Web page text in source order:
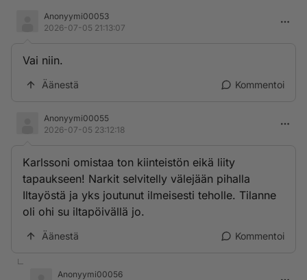
Anonyymi00053
2026-07-05 21:13:07
Vai niin.
Äänestä Kommentoi
Anonyymi00055
2026-07-05 23:12:18
Karlssoni omistaa ton kiinteistön eikä liity
tapaukseen! Narkit selvitelly välejään pihalla
Iltayöstä ja yks joutunut ilmeisesti teholle. Tilanne
oli ohi su iltapöivällä jo.
Äänestä Kommentoi
Anonyymi00056